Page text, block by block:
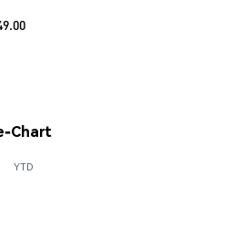
Chart
YTD